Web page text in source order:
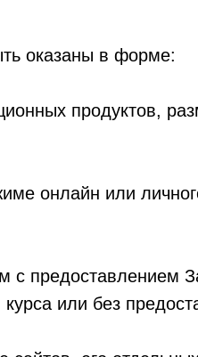
оказаны в форме:
продуктов,
онлайн или
с предоставлением
или без